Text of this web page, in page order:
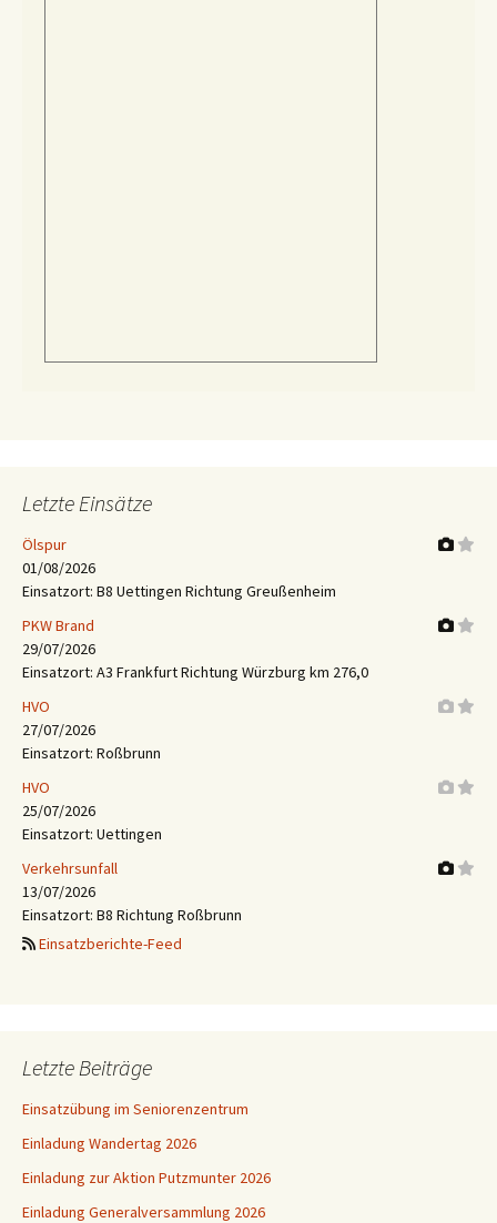
Letzte Einsätze
Ölspur
01/08/2026
Einsatzort: B8 Uettingen Richtung Greußenheim
PKW Brand
29/07/2026
Einsatzort: A3 Frankfurt Richtung Würzburg km 276,0
HVO
27/07/2026
Einsatzort: Roßbrunn
HVO
25/07/2026
Einsatzort: Uettingen
Verkehrsunfall
13/07/2026
Einsatzort: B8 Richtung Roßbrunn
Einsatzberichte-Feed
Letzte Beiträge
Einsatzübung im Seniorenzentrum
Einladung Wandertag 2026
Einladung zur Aktion Putzmunter 2026
Einladung Generalversammlung 2026